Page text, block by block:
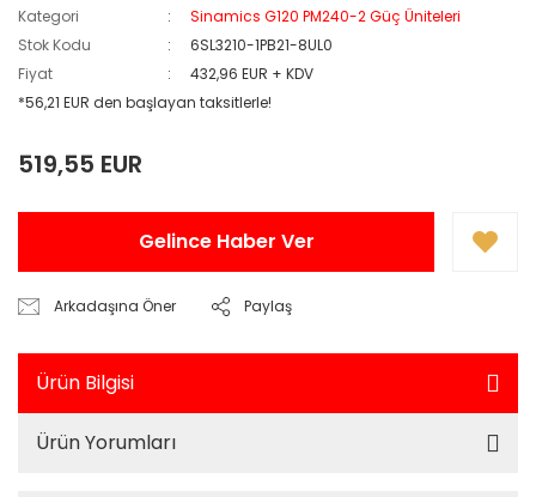
Kategori
Sinamics G120 PM240-2 Güç Üniteleri
Stok Kodu
6SL3210-1PB21-8UL0
Fiyat
432,96 EUR + KDV
*56,21 EUR den başlayan taksitlerle!
519,55 EUR
Gelince Haber Ver
Arkadaşına Öner Paylaş
Ürün Bilgisi
Ürün Yorumları